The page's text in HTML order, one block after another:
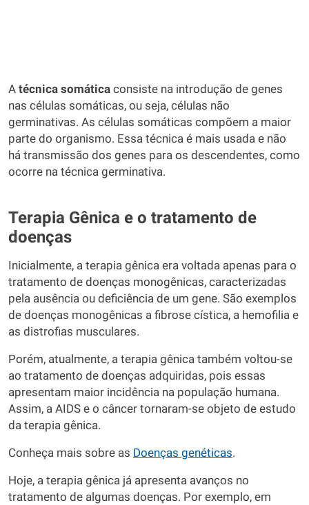
A técnica somática consiste na introdução de genes
nas células somáticas, ou seja, células não
germinativas. As células somáticas compõem a maior
parte do organismo. Essa técnica é mais usada e não
há transmissão dos genes para os descendentes, como
ocorre na técnica germinativa.
Terapia Gênica e o tratamento de
doenças
Inicialmente, a terapia gênica era voltada apenas para o
tratamento de doenças monogênicas, caracterizadas
pela ausência ou deficiência de um gene. São exemplos
de doenças monogênicas a fibrose cística, a hemofilia e
as distrofias musculares.
Porém, atualmente, a terapia gênica também voltou-se
ao tratamento de doenças adquiridas, pois essas
apresentam maior incidência na população humana.
Assim, a AIDS e o câncer tornaram-se objeto de estudo
da terapia gênica.
Conheça mais sobre as Doenças genéticas.
Hoje, a terapia gênica já apresenta avanços no
tratamento de algumas doenças. Por exemplo, em